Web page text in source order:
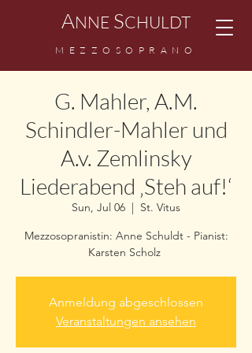
ANNE SCHULDT
MEZZOSOPRANO
G. Mahler, A.M.
Schindler-Mahler und
A.v. Zemlinsky
Liederabend ‚Steh auf!‘
Sun, Jul 06
  |
St. Vitus
Mezzosopranistin: Anne Schuldt - Pianist:
Karsten Scholz
Anmeldung abgeschlossen
Veranstaltungen ansehen